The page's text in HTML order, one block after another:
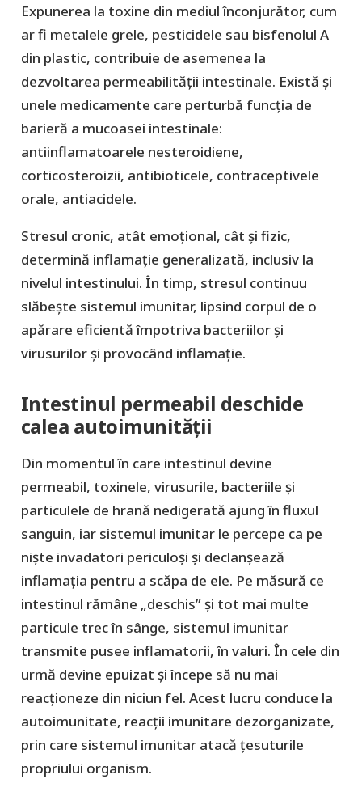
Expunerea la toxine din mediul înconjurător, cum
ar fi metalele grele, pesticidele sau bisfenolul A
din plastic, contribuie de asemenea la
dezvoltarea permeabilității intestinale. Există și
unele medicamente care perturbă funcția de
barieră a mucoasei intestinale:
antiinflamatoarele nesteroidiene,
corticosteroizii, antibioticele, contraceptivele
orale, antiacidele.
Stresul cronic, atât emoțional, cât și fizic,
determină inflamație generalizată, inclusiv la
nivelul intestinului. În timp, stresul continuu
slăbește sistemul imunitar, lipsind corpul de o
apărare eficientă împotriva bacteriilor și
virusurilor și provocând inflamație.
Intestinul permeabil deschide
calea autoimunității
Din momentul în care intestinul devine
permeabil, toxinele, virusurile, bacteriile și
particulele de hrană nedigerată ajung în fluxul
sanguin, iar sistemul imunitar le percepe ca pe
niște invadatori periculoși și declanșează
inflamația pentru a scăpa de ele. Pe măsură ce
intestinul rămâne „deschis” și tot mai multe
particule trec în sânge, sistemul imunitar
transmite pusee inflamatorii, în valuri. În cele din
urmă devine epuizat și începe să nu mai
reacționeze din niciun fel. Acest lucru conduce la
autoimunitate, reacții imunitare dezorganizate,
prin care sistemul imunitar atacă țesuturile
propriului organism.